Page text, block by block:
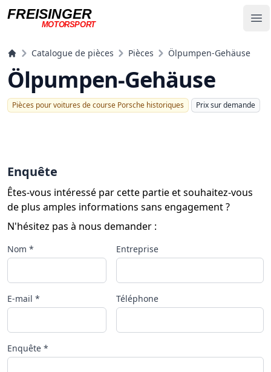
FREISINGER
MOTORSPORT
Catalogue de pièces Pièces Ölpumpen-Gehäuse
Ölpumpen-Gehäuse
Pièces pour voitures de course Porsche historiques Prix ​​sur demande
Enquête
Êtes-vous intéressé par cette partie et souhaitez-vous
de plus amples informations sans engagement ?
N'hésitez pas à nous demander :
Nom * Entreprise
E-mail * Téléphone
Enquête *